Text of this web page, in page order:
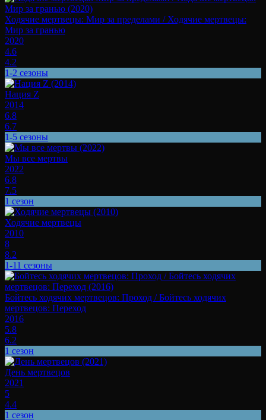
Ходячие мертвецы: Мир за пределами / Ходячие мертвецы:
Мир за гранью
2020
4.6
4.2
1-2 сезоны
Нация Z
2014
6.8
6.7
1-5 сезоны
Мы все мертвы
2022
6.8
7.5
1 сезон
Ходячие мертвецы
2010
8
8.2
1-11 сезоны
Бойтесь ходячих мертвецов: Проход / Бойтесь ходячих
мертвецов: Переход
2016
5.8
6.2
1 сезон
День мертвецов
2021
5
4.4
1 сезон